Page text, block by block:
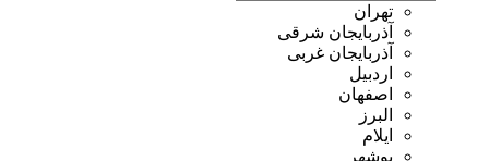
تهران
آذربایجان شرقی
آذربایجان غربی
اردبیل
اصفهان
البرز
ایلام
بوشهر